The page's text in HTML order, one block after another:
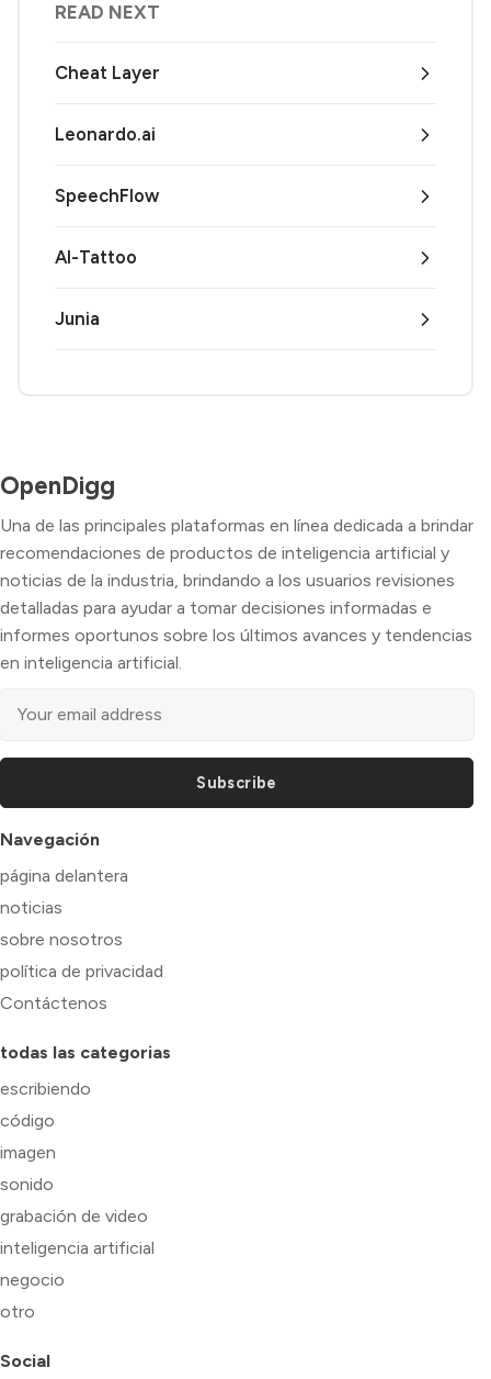
READ NEXT
Cheat Layer
Leonardo.ai
SpeechFlow
AI-Tattoo
Junia
OpenDigg
Una de las principales plataformas en línea dedicada a brindar
recomendaciones de productos de inteligencia artificial y
noticias de la industria, brindando a los usuarios revisiones
detalladas para ayudar a tomar decisiones informadas e
informes oportunos sobre los últimos avances y tendencias
en inteligencia artificial.
Subscribe
Navegación
página delantera
noticias
sobre nosotros
política de privacidad
Contáctenos
todas las categorias
escribiendo
código
imagen
sonido
grabación de video
inteligencia artificial
negocio
otro
Social